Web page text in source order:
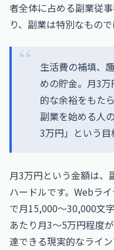
者全体に占める副業従
り、副業は特別なもの
生活費の補填、
めの貯金。月3
的な余裕をもた
副業を始める人
3万円」という目
月3万円という金額は、
ハードルです。Webラ
で月15,000〜30,000文
あたり月3〜5万円程度
達できる現実的なライン